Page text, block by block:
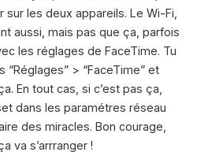
sur les deux appareils. Le Wi-Fi,
aussi, mais pas que ça, parfois
les réglages de FaceTime. Tu
“Réglages” > “FaceTime” et
En tout cas, si c’est pas ça,
dans les paramétres réseau
des miracles. Bon courage,
va s’arrranger !